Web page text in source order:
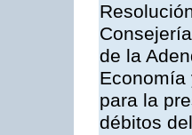
de la
Economía
para la
débitos